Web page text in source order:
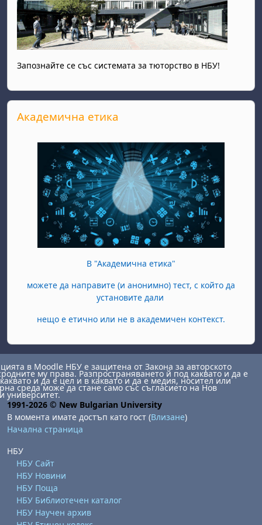
Запознайте се със системата за тюторство в НБУ!
Прескочи Академична етика
Академична етика
В "Академична етика"
можете да направите (и анонимно) тест, с който да
установите дали
нещо е етично или не в академичен контекст.
в Moodle НБУ е защитена от Закона за авторското
му права. Разпространяването й под каквато и да е
и да е цел и в каквато и да е медия, носител или
среда може да стане само със съгласието на Нов
университет.
1991-2026 © New Bulgarian University
В момента имате достъп като гост (Влизане)
Начална страница
НБУ
НБУ Сайт
НБУ Новини
НБУ Поща
НБУ Библиотечен каталог
НБУ Научен архив